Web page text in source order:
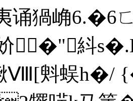
夷诵猧崅
妎�" 紏
Ⅷ[斞蜈h�/